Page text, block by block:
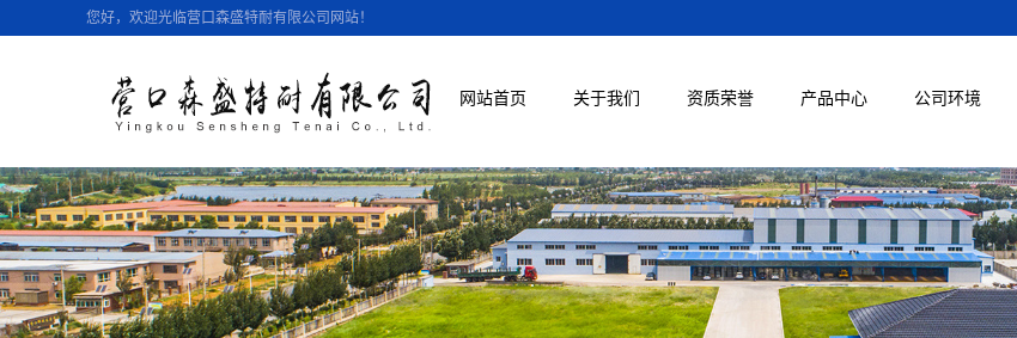
您好，欢迎光临营口森盛特耐有限公司网站！
网站首页 关于我们 资质荣誉 产品中心 公司环境